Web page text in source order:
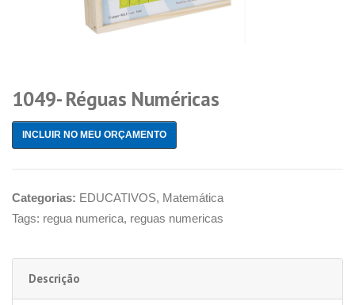
1049- Réguas Numéricas
INCLUIR NO MEU ORÇAMENTO
Categorias: EDUCATIVOS, Matemática
Tags: regua numerica, reguas numericas
Descrição